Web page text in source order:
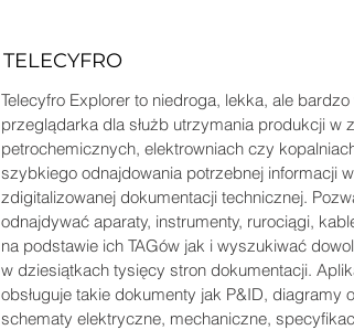
TELECYFRO
Telecyfro Explorer to niedroga, lekka, ale
przeglądarka dla służb utrzymania produkcji w
petrochemicznych, elektrowniach czy
szybkiego odnajdowania potrzebnej informacji w
zdigitalizowanej dokumentacji technicznej.
odnajdywać aparaty, instrumenty, rurociągi,
na podstawie ich TAGów jak i wyszukiwać
w dziesiątkach tysięcy stron dokumentacji.
obsługuje takie dokumenty jak P&ID, diagramy
schematy elektryczne, mechaniczne,